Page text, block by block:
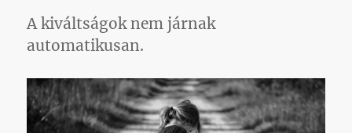
A kiváltságok nem járnak
automatikusan.